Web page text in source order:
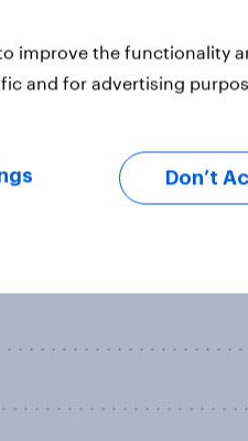
. . . . . . . . . . . . . . . . . . . . .
. . . . . . . . . . . . . . . . . . . . .
decision which
buffer zones around
. . . . . . . . . . . . . . . . . . . .
. . . . . . . . . . . . . . . . . . . . .
. . . . . . . . . . . . . . . . . . . .
improve the functionality
and for advertising
Don’t